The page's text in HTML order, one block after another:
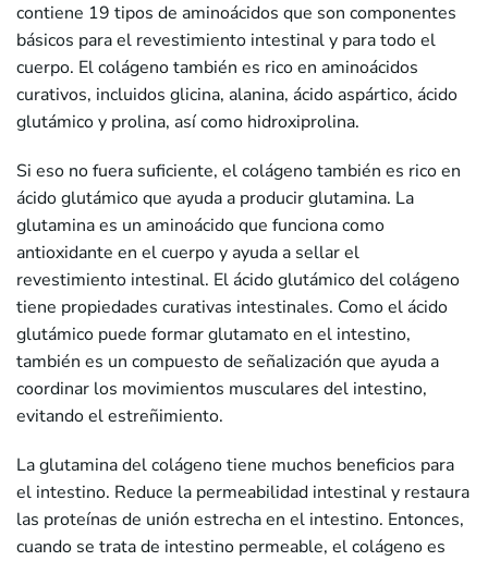
contiene 19 tipos de aminoácidos que son componentes
básicos para el revestimiento intestinal y para todo el
cuerpo. El colágeno también es rico en aminoácidos
curativos, incluidos glicina, alanina, ácido aspártico, ácido
glutámico y prolina, así como hidroxiprolina.
Si eso no fuera suficiente, el colágeno también es rico en
ácido glutámico que ayuda a producir glutamina. La
glutamina es un aminoácido que funciona como
antioxidante en el cuerpo y ayuda a sellar el
revestimiento intestinal. El ácido glutámico del colágeno
tiene propiedades curativas intestinales. Como el ácido
glutámico puede formar glutamato en el intestino,
también es un compuesto de señalización que ayuda a
coordinar los movimientos musculares del intestino,
evitando el estreñimiento.
La glutamina del colágeno tiene muchos beneficios para
el intestino. Reduce la permeabilidad intestinal y restaura
las proteínas de unión estrecha en el intestino. Entonces,
cuando se trata de intestino permeable, el colágeno es